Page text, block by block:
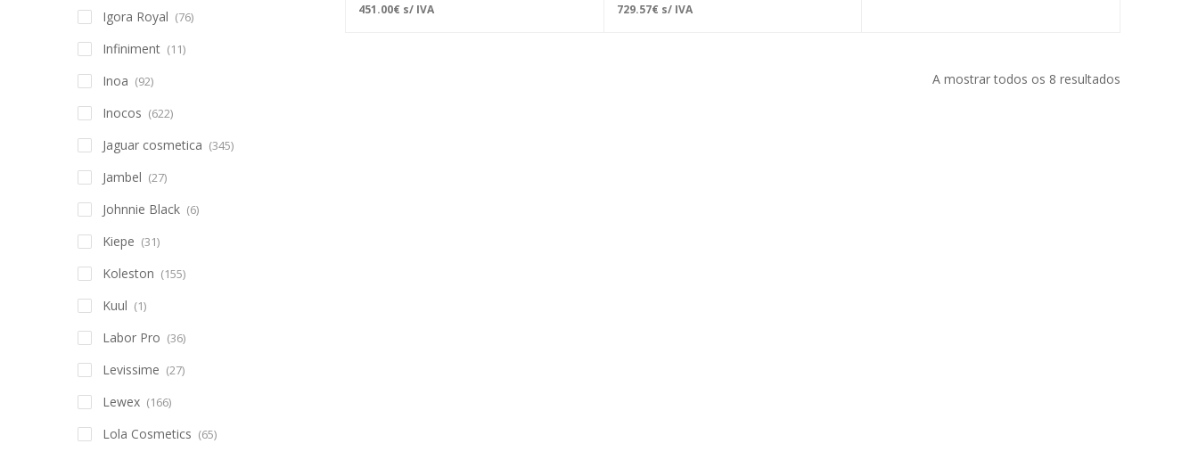
451.00€ s/ IVA 729.57€ s/ IVA
A mostrar todos os 8 resultados
Igora Royal (76)
Infiniment (11)
Inoa (92)
Inocos (622)
Jaguar cosmetica (345)
Jambel (27)
Johnnie Black (6)
Kiepe (31)
Koleston (155)
Kuul (1)
Labor Pro (36)
Levissime (27)
Lewex (166)
Lola Cosmetics (65)